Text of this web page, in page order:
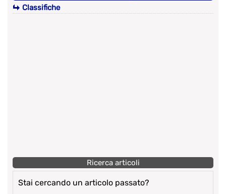
Classifiche
Ricerca articoli
Stai cercando un articolo passato?